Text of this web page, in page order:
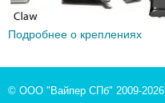
Подробнее о креплениях
© ООО "Вайпер СПб" 2009-2026